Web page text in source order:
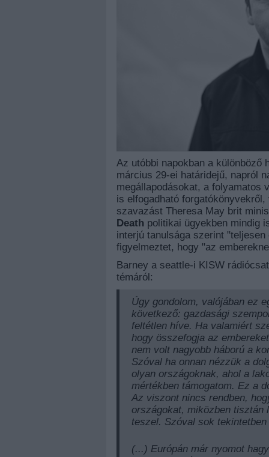
Az utóbbi napokban a
március 29-ei határidejű, napról
megállapodásokat, a folyamatos
is elfogadható
szavazást Theresa May brit
Death politikai ügyekben mindig
interjú tanulsága szerint
figyelmeztet, hogy "az
Barney a seattle-i KISW
témáról:
Úgy gondolom, valójában ez
következő: gazdasági
feltétlen híve. Ha valamiért
hogy összefogja az
nem volt nagyobb háború a
Szóval ha onnan nézzük a
olyan országoknak, ahol a
mértékben támogatom. Ez a
Az viszont nincs rendben,
országokat, miközben tisztán
teszel. Szóval sok
(...) Európán már nyomot